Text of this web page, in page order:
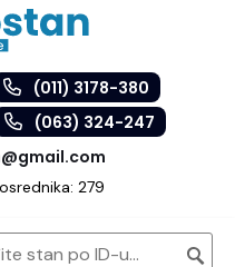
(011) 3178-380
(063) 324-247
279